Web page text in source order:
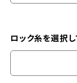
ロック糸を選択し